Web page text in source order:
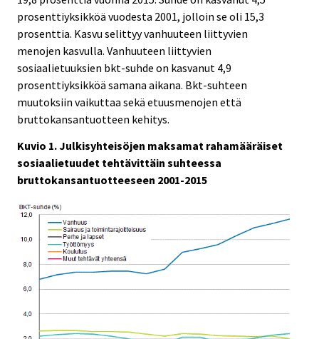
prosenttiyksikköä vuodesta 2001, jolloin se oli 15,3
prosenttia. Kasvu selittyy vanhuuteen liittyvien
menojen kasvulla. Vanhuuteen liittyvien
sosiaalietuuksien bkt-suhde on kasvanut 4,9
prosenttiyksikköä samana aikana. Bkt-suhteen
muutoksiin vaikuttaa sekä etuusmenojen että
bruttokansantuotteen kehitys.
Kuvio 1. Julkisyhteisöjen maksamat rahamääräiset
sosiaalietuudet tehtävittäin suhteessa
bruttokansantuotteeseen 2001-2015